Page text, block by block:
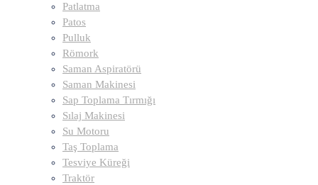
Patlatma
Patos
Pulluk
Römork
Saman Aspiratörü
Saman Makinesi
Sap Toplama Tırmığı
Sılaj Makinesi
Su Motoru
Taş Toplama
Tesviye Küreği
Traktör